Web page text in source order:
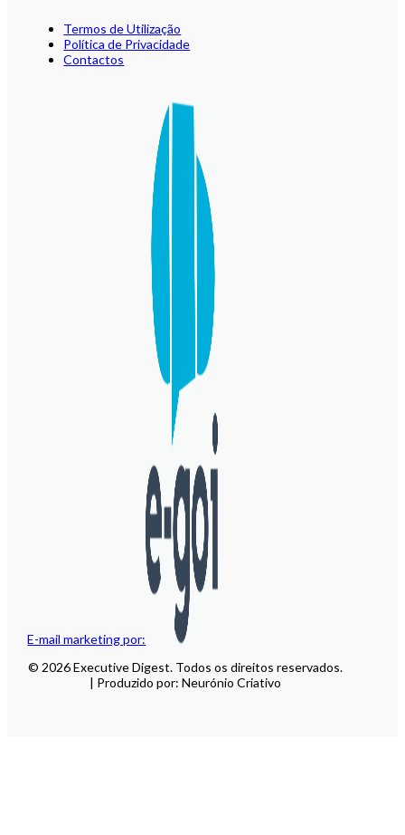
E-mail marketing por:
Termos de Utilização
Política de Privacidade
Contactos
© 2026 Executive Digest. Todos os direitos reservados.
| Produzido por: Neurónio Criativo